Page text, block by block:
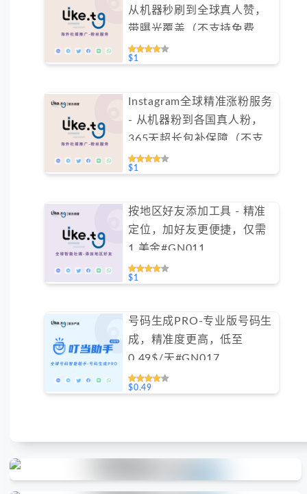
从机器秒刷到全球真人赞，
带曝光覆盖（不支持免费测
试）
$1
Instagram全球精准涨粉服务
- 从机器粉到各国真人粉，
365天超长包补保障（不支
持免费测试）
$1
按地区好友添加工具 - 精准
定位，加好友更便捷，仅需
1 美金#GN011
$1
号码生成PRO-专业版号码生
成，精准度更高，低至
0.49$/天#GN017
$0.49